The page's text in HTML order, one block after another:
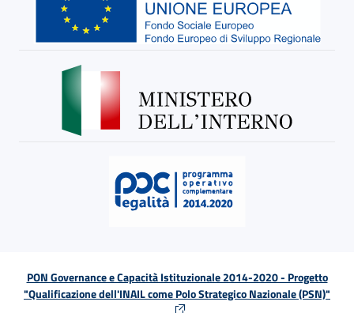
PON Governance e Capacità Istituzionale 2014-2020 - Progetto
"Qualificazione dell'INAIL come Polo Strategico Nazionale (PSN)"